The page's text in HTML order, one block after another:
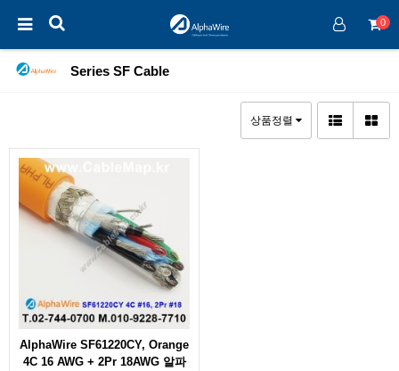
0
Series SF Cable
상품정렬
AlphaWire SF61220CY, Orange
4C 16 AWG + 2Pr 18AWG 알파